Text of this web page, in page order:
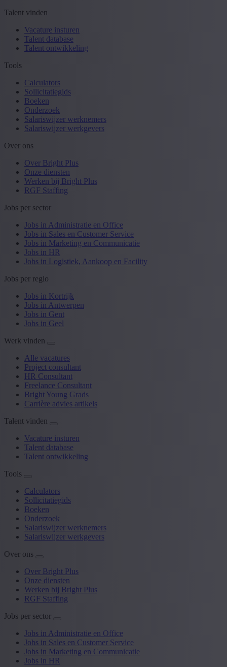
Talent vinden
Vacature insturen
Talent database
Talent ontwikkeling
Tools
Calculators
Sollicitatiegids
Boeken
Onderzoek
Salariswijzer werknemers
Salariswijzer werkgevers
Over ons
Over Bright Plus
Onze diensten
Werken bij Bright Plus
RGF Staffing
Jobs per sector
Jobs in Administratie en Office
Jobs in Sales en Customer Service
Jobs in Marketing en Communicatie
Jobs in HR
Jobs in Logistiek, Aankoop en Facility
Jobs per regio
Jobs in Kortrijk
Jobs in Antwerpen
Jobs in Gent
Jobs in Geel
Werk vinden
Alle vacatures
Project consultant
HR Consultant
Freelance Consultant
Bright Young Grads
Carrière advies artikels
Talent vinden
Vacature insturen
Talent database
Talent ontwikkeling
Tools
Calculators
Sollicitatiegids
Boeken
Onderzoek
Salariswijzer werknemers
Salariswijzer werkgevers
Over ons
Over Bright Plus
Onze diensten
Werken bij Bright Plus
RGF Staffing
Jobs per sector
Jobs in Administratie en Office
Jobs in Sales en Customer Service
Jobs in Marketing en Communicatie
Jobs in HR